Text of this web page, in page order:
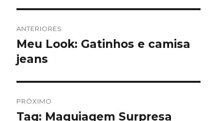
de
Post
ANTERIORES
Post
anterior:
Meu Look: Gatinhos e camisa
jeans
PRÓXIMO
Próximo
Tag: Maquiagem Surpresa